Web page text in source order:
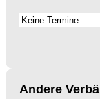
Keine Termine
Andere